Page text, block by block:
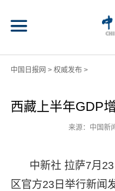
中国日报网 > 权威发布>
西藏上半年GDP
来源：中国新
中新社 拉萨7月
区官方23日举行新闻